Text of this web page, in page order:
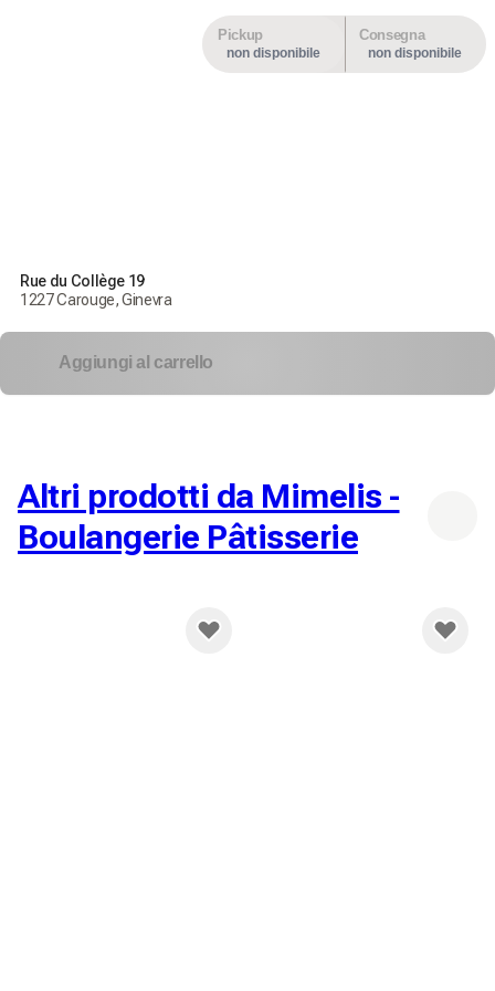
Pickup
non disponibile
Consegna
non disponibile
Rue du Collège 19
1227 Carouge, Ginevra
Aggiungi al carrello
Altri prodotti da Mimelis -
Boulangerie Pâtisserie